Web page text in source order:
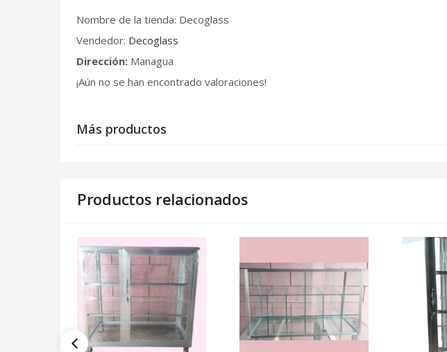
Nombre de la tienda: Decoglass
Vendedor: Decoglass
Dirección: Managua
¡Aún no se han encontrado valoraciones!
Más productos
Productos relacionados